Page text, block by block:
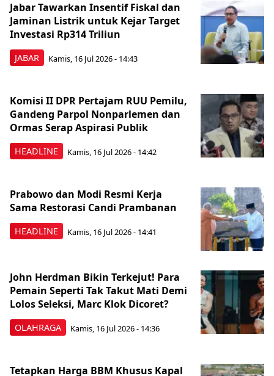
JABAR
Jabar Tawarkan Insentif Fiskal dan
Jaminan Listrik untuk Kejar Target
Investasi Rp314 Triliun
Kamis, 16 Jul 2026 - 14:43
HEADLINE
Komisi II DPR Pertajam RUU Pemilu,
Gandeng Parpol Nonparlemen dan
Ormas Serap Aspirasi Publik
Kamis, 16 Jul 2026 - 14:42
HEADLINE
Prabowo dan Modi Resmi Kerja
Sama Restorasi Candi Prambanan
Kamis, 16 Jul 2026 - 14:41
OLAHRAGA
John Herdman Bikin Terkejut! Para
Pemain Seperti Tak Takut Mati Demi
Lolos Seleksi, Marc Klok Dicoret?
Kamis, 16 Jul 2026 - 14:36
Tetapkan Harga BBM Khusus Kapal